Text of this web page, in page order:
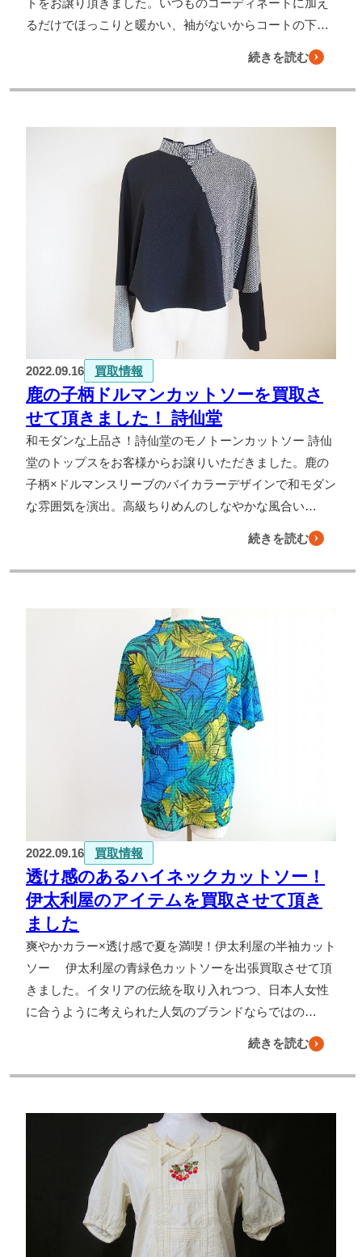
トをお譲り頂きました。いつものコーディネートに加え
るだけでほっこりと暖かい、袖がないからコートの下…
続きを読む
2022.09.16 買取情報
鹿の子柄ドルマンカットソーを買取さ
せて頂きました！ 詩仙堂
和モダンな上品さ！詩仙堂のモノトーンカットソー 詩仙
堂のトップスをお客様からお譲りいただきました。鹿の
子柄×ドルマンスリーブのバイカラーデザインで和モダン
な雰囲気を演出。高級ちりめんのしなやかな風合い…
続きを読む
2022.09.16 買取情報
透け感のあるハイネックカットソー！
伊太利屋のアイテムを買取させて頂き
ました
爽やかカラー×透け感で夏を満喫！伊太利屋の半袖カット
ソー 伊太利屋の青緑色カットソーを出張買取させて頂
きました。イタリアの伝統を取り入れつつ、日本人女性
に合うように考えられた人気のブランドならではの…
続きを読む